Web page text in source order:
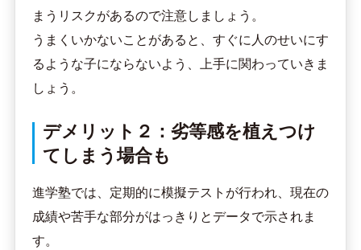
まうリスクがあるので注意しましょう。
うまくいかないことがあると、すぐに人のせいにす
るような子にならないよう、上手に関わっていきま
しょう。
デメリット２：劣等感を植えつけ
てしまう場合も
進学塾では、定期的に模擬テストが行われ、現在の
成績や苦手な部分がはっきりとデータで示されま
す。